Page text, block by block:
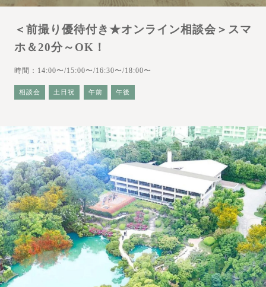
o
＜前撮り優待付き★オンライン相談会＞スマ
ホ＆20分～OK！
時間：14:00〜/15:00〜/16:30〜/18:00〜
相談会 土日祝 午前 午後